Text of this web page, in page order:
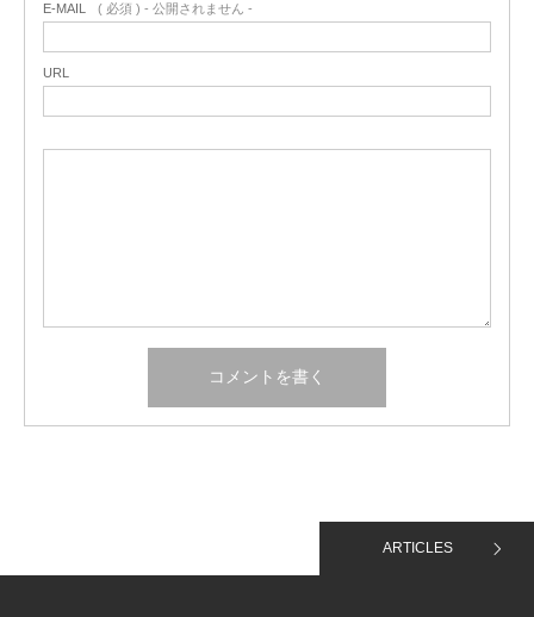
E-MAIL ( 必須 ) - 公開されません -
URL
ARTICLES